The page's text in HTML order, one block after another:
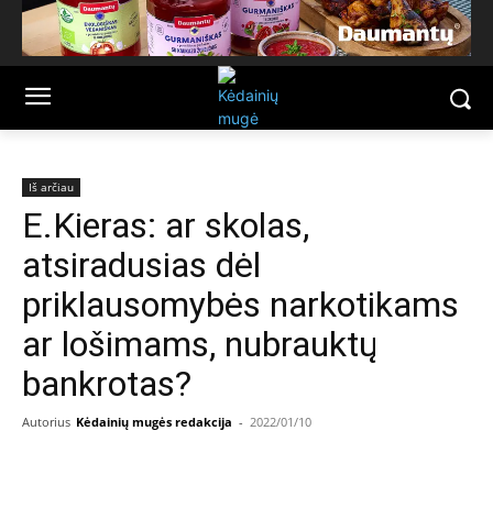
Iš arčiau
E.Kieras: ar skolas,
atsiradusias dėl
priklausomybės narkotikams
ar lošimams, nubrauktų
bankrotas?
Autorius Kėdainių mugės redakcija - 2022/01/10